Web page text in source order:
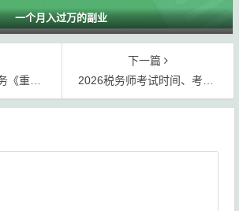
一个月入过万的副业
资源免费下载
下一篇
2026税务师考试时间、考试科目、考试方式、科目组合建议